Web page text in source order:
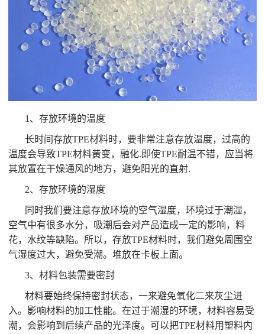
1、存放环境的温度
长时间存放TPE材料时，要非常注意存放温度，过高的
温度会导致TPE材料黄变，融化.即使TPE耐温不错，应当将
其放置在干燥通风的地方，避免阳光的直射.
2、存放环境的湿度
同时我们要注意存放环境的空气湿度，环境过于潮湿，
空气中有很多水分，吸潮后会对产品造成一定的影响，料
花，水纹等缺陷。所以，存放TPE材料时，我们避免周围空
气湿度过大，避免受潮。堆放在卡板上面。
3、材料包装需要密封
材料要始终保持密封状态，一来避免氧化二来灰尘进
入。影响材料的加工性能。在过于潮湿的环境，材料容易受
潮，会影响到后续产品的光泽度。可以把TPE材料用塑料内